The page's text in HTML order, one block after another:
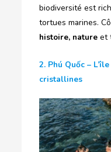
biodiversité est
tortues marines.
histoire, nature et
2. Phú Quốc –
cristallines